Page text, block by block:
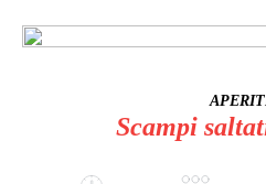
Scampi